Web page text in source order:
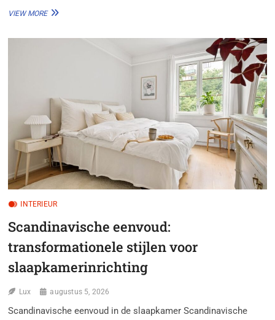
VIEW MOREVERANDER
INTERIEUR
Scandinavische eenvoud:
transformationele stijlen voor
slaapkamerinrichting
Lux augustus 5, 2026
Scandinavische eenvoud in de slaapkamer Scandinavische